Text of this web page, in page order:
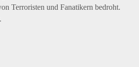
Terroristen und Fanatikern bedroht.